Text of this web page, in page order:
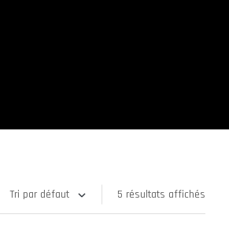
5 résultats affichés